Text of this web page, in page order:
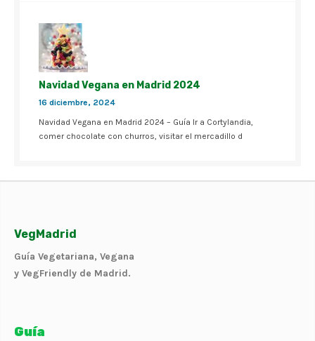
Navidad Vegana en Madrid 2024
16 diciembre, 2024
Navidad Vegana en Madrid 2024 – Guía Ir a Cortylandia,
comer chocolate con churros, visitar el mercadillo d
VegMadrid
Guía Vegetariana, Vegana
y VegFriendly de Madrid.
Guía